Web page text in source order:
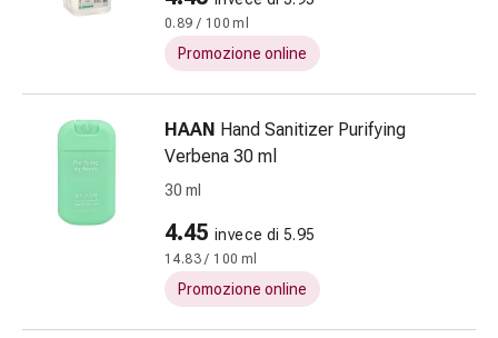
scottature
Medicazioni
Unguenti
disinfezione
ferite
Medicazioni
spray
0.89 / 100 ml
Promozione online
HAAN Hand Sanitizer Purifying
Verbena 30 ml
30 ml
4.45 invece di 5.95
14.83 / 100 ml
Promozione online